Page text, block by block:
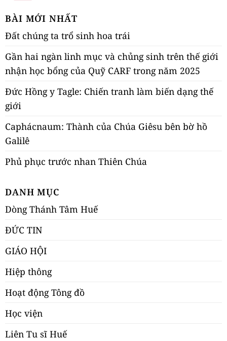
BÀI MỚI NHẤT
Đất chúng ta trổ sinh hoa trái
Gần hai ngàn linh mục và chủng sinh trên thế giới
nhận học bổng của Quỹ CARF trong năm 2025
Đức Hồng y Tagle: Chiến tranh làm biến dạng thế
giới
Caphácnaum: Thành của Chúa Giêsu bên bờ hồ
Galilê
Phủ phục trước nhan Thiên Chúa
DANH MỤC
Dòng Thánh Tâm Huế
ĐỨC TIN
GIÁO HỘI
Hiệp thông
Hoạt động Tông đồ
Học viện
Liên Tu sĩ Huế